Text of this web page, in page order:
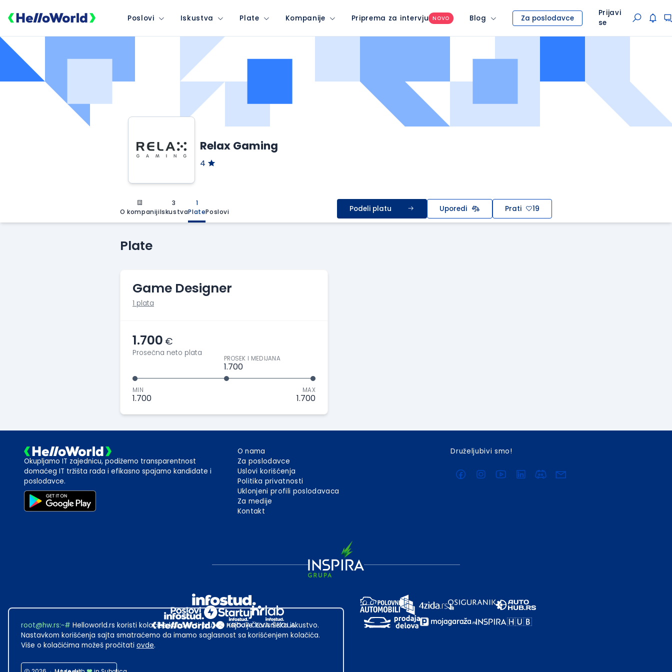
Poslovi Iskustva Plate Kompanije Priprema za intervju NOVO Blog Za poslodavce
Prijavi
se
Relax Gaming
4
O kompaniji
3
Iskustva
1
PlatePoslovi Podeli platu Uporedi Prati 19
Plate
Game Designer
1 plata
1.700 €
Prosečna neto plata
MIN
1.700
PROSEK I MEDIJANA
1.700
MAX
1.700
Okupljamo IT zajednicu, podižemo transparentnost
domaćeg IT tržišta rada i efikasno spajamo kandidate i
poslodavce.
O nama
Za poslodavce
Uslovi korišćenja
Politika privatnosti
Uklonjeni profili poslodavaca
Za medije
Kontakt
Druželjubivi smo!
root@hw.rs:~# Helloworld.rs koristi kolačiće kako bi ti pružao najbolje korisničko iskustvo.
Nastavkom korišćenja sajta smatraćemo da imamo saglasnost sa korišćenjem kolačića.
Više o kolačićima možeš pročitati ovde.